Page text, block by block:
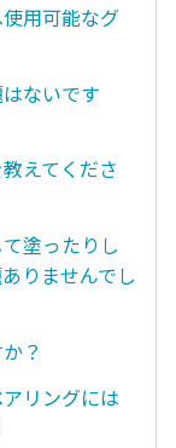
用可能なグ
ないです
えてくださ
塗ったりし
りませんでし
？
リングには